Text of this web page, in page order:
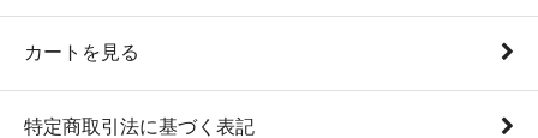
カートを見る
特定商取引法に基づく表記